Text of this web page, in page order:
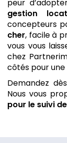
peur
gestion
concepteurs
cher, facile à
vous vous
chez
côtés pour une
Demandez
Nous vous
pour le suivi